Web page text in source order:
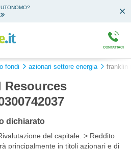
CONTATTACI
fondi azionari settore energia franklin
Resources
dichiarato
del capitale. > Reddito
principalmente in titoli azionari e di